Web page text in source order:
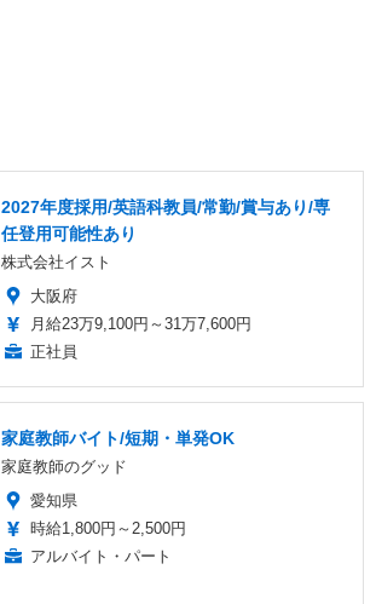
2027年度採用/英語科教員/常勤/賞与あり/専
任登用可能性あり
株式会社イスト
大阪府
月給23万9,100円～31万7,600円
正社員
家庭教師バイト/短期・単発OK
家庭教師のグッド
愛知県
時給1,800円～2,500円
アルバイト・パート